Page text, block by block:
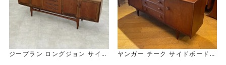
ジープラン ロングジョン サイド
ヤンガー チーク サイドボード Y